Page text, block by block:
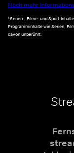
Noch mehr
*Serien-, Filme- und Sport-
Programminhalte wie Serien,
davon unberührt.